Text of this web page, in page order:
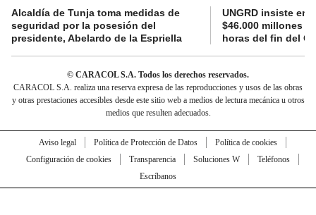
Alcaldía de Tunja toma medidas de
seguridad por la posesión del
presidente, Abelardo de la Espriella
UNGRD insiste en
$46.000 millones
horas del fin del
© CARACOL S.A. Todos los derechos reservados.
CARACOL S.A. realiza una reserva expresa de las reproducciones y usos de las obras
y otras prestaciones accesibles desde este sitio web a medios de lectura mecánica u otros
medios que resulten adecuados.
Aviso legal Política de Protección de Datos
Política de cookies
Configuración de cookies
Transparencia Soluciones W
Teléfonos
Escríbanos